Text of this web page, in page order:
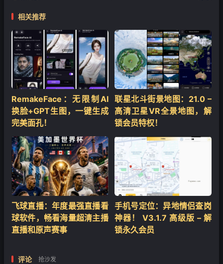
相关推荐
RemakeFace：无限制AI
换脸+GPT生图，一键生成
完美面孔！
联星北斗街景地图：21.0 –
高清卫星VR全景地图，解
锁会员特权！
飞球直播：年度最强直播看
球软件，畅看海量超清主播
直播和原声赛事
手机号定位：异地情侣查岗
神器！ V3.1.7 高级版 – 解
锁永久会员
评论 抢沙发